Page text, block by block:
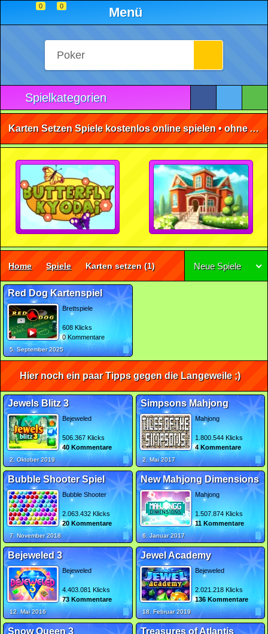
0 0 Menü
Spielkategorien
Karten Setzen Spiele kostenlos online spielen • ohne Anmeldung 🕹️
Home Spiele Karten setzen (1) Neue Spiele
Red Dog Kartenspiel
Brettspiele
608 Klicks
0 Kommentare
5. September 2025
Hier noch ein paar Tipps gegen die Langeweile ;)
Jewels Blitz 3
Bejeweled
506.367 Klicks
40 Kommentare
2. Oktober 2019
Simpsons Mahjong
Mahjong
1.800.544 Klicks
4 Kommentare
2. Mai 2017
Bubble Shooter Spiel
Bubble Shooter
2.063.432 Klicks
20 Kommentare
7. November 2018
New Mahjong Dimensions
Mahjong
1.507.874 Klicks
11 Kommentare
6. Januar 2017
Bejeweled 3
Bejeweled
4.403.081 Klicks
73 Kommentare
12. Mai 2016
Jewel Academy
Bejeweled
2.021.218 Klicks
136 Kommentare
18. Februar 2019
Snow Queen 3 Treasures of Atlantis